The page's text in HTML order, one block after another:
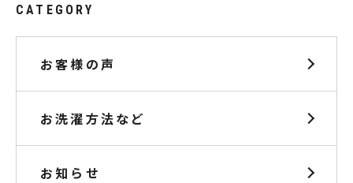
CATEGORY
お客様の声
お洗濯方法など
お知らせ